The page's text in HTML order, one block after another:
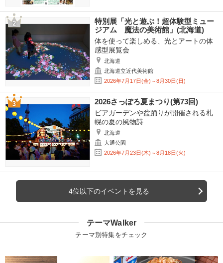
特別展「光と遊ぶ！超体験型ミュー
ジアム 魔法の美術館」(北海道)
体を使って楽しめる、光とアートの体
感型展覧会
北海道
北海道立近代美術館
2026年7月17日(金)～8月30日(日)
2026さっぽろ夏まつり(第73回)
ビアガーデンや盆踊りが開催される札
幌の夏の風物詩
北海道
大通公園
2026年7月23日(木)～8月18日(火)
4位以下のイベントを見る
テーマWalker
テーマ別特集をチェック